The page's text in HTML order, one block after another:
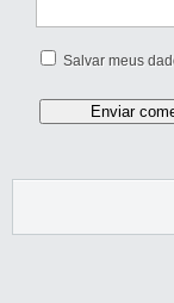
Salvar meus